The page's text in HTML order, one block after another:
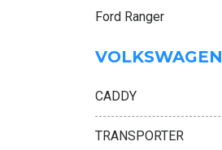
Ford Ranger
VOLKSWAGEN
CADDY
TRANSPORTER